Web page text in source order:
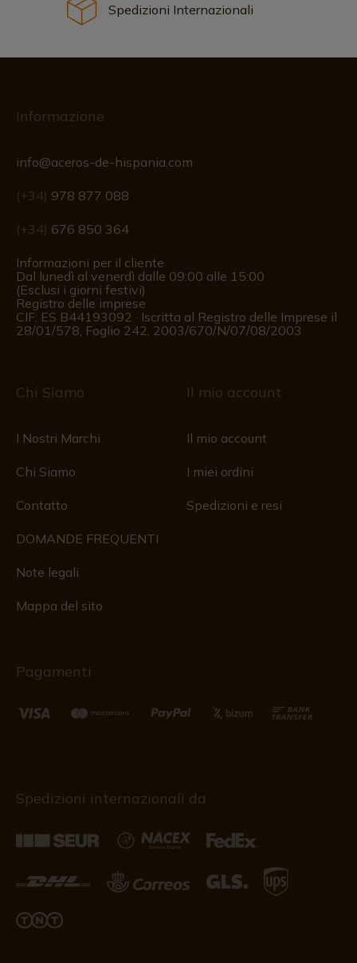
Spedizioni Internazionali
Informazione
info@aceros-de-hispania.com
(+34) 978 877 088
(+34) 676 850 364
Informazioni per il cliente
Dal lunedì al venerdì dalle 09:00 alle 15:00
(Esclusi i giorni festivi)
Registro delle imprese
CIF: ES B44193092 · Iscritta al Registro delle Imprese il
28/01/578, Foglio 242, 2003/670/N/07/08/2003
Chi Siamo
I Nostri Marchi
Chi Siamo
Contatto
DOMANDE FREQUENTI
Note legali
Mappa del sito
Il mio account
Il mio account
I miei ordini
Spedizioni e resi
Pagamenti
Spedizioni internazionali da